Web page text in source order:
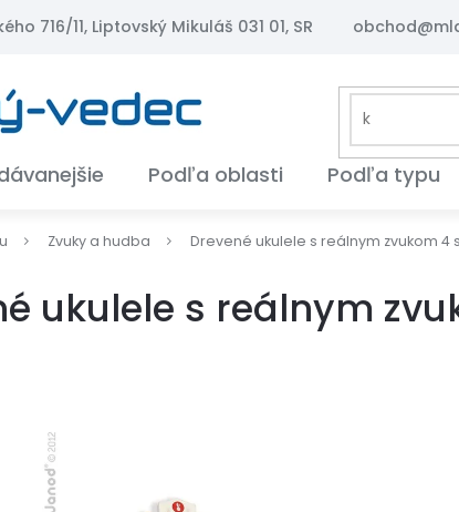
716/11, Liptovský Mikuláš 031 01, SR
Podľa oblasti Podľa typu
Zvuky a hudba Drevené ukulele s reálnym zvukom 4
ukulele s reálnym